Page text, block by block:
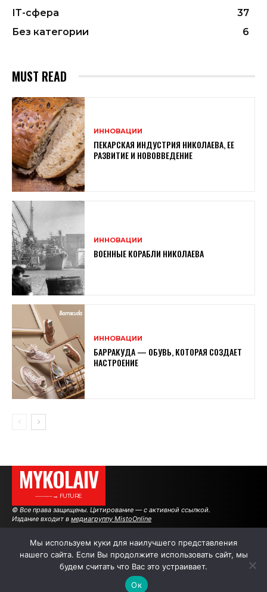
ІТ-сфера
37
Без категории
6
MUST READ
ИННОВАЦИИ
ПЕКАРСКАЯ ИНДУСТРИЯ НИКОЛАЕВА, ЕЕ
РАЗВИТИЕ И НОВОВВЕДЕНИЕ
ИННОВАЦИИ
ВОЕННЫЕ КОРАБЛИ НИКОЛАЕВА
ИННОВАЦИИ
БАРРАКУДА — ОБУВЬ, КОТОРАЯ СОЗДАЕТ
НАСТРОЕНИЕ
MYKOLAIV
———→ FUTURE
© Все права защищены. Цитирование — с активной ссылкой.
Издание входит в медиагруппу MistoOnline
АВТОРЫ РЕКЛАМА НА САЙТЕ
Мы используем куки для наилучшего представления
нашего сайта. Если Вы продолжите использовать сайт, мы
будем считать что Вас это устраивает.
Ок